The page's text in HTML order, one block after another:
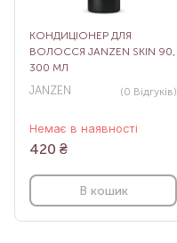
КОНДИЦІОНЕР ДЛЯ
ВОЛОССЯ JANZEN SKIN 90,
300 МЛ
JANZEN (0 Відгуків)
Немає в наявності
420 ₴
В кошик